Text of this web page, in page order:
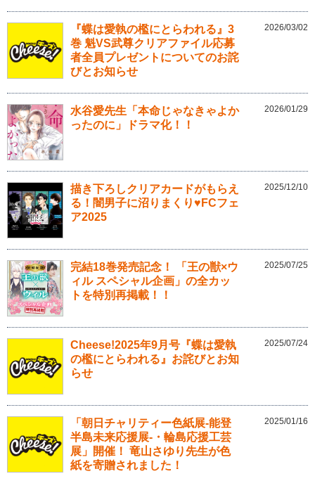
『蝶は愛執の檻にとらわれる』3
巻 魁VS武尊クリアファイル応募
者全員プレゼントについてのお詫
びとお知らせ
2026/03/02
水谷愛先生「本命じゃなきゃよか
ったのに」ドラマ化！！
2026/01/29
描き下ろしクリアカードがもらえ
る！闇男子に沼りまくり♥FCフェ
ア2025
2025/12/10
完結18巻発売記念！ 「王の獣×ウ
ィル スペシャル企画」の全カッ
トを特別再掲載！！
2025/07/25
Cheese!2025年9月号『蝶は愛執
の檻にとらわれる』お詫びとお知
らせ
2025/07/24
「朝日チャリティー色紙展-能登
半島未来応援展-・輪島応援工芸
展」開催！ 竜山さゆり先生が色
紙を寄贈されました！
2025/01/16